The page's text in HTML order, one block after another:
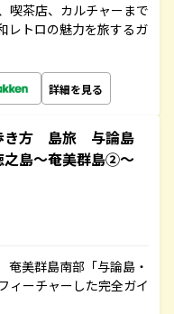
喫茶店、カルチャーまで
レトロの魅力を旅するガ
詳細を見る
き方 島旅 与論島
島～奄美群島②～
美群島南部「与論島・
ィーチャーした完全ガイ